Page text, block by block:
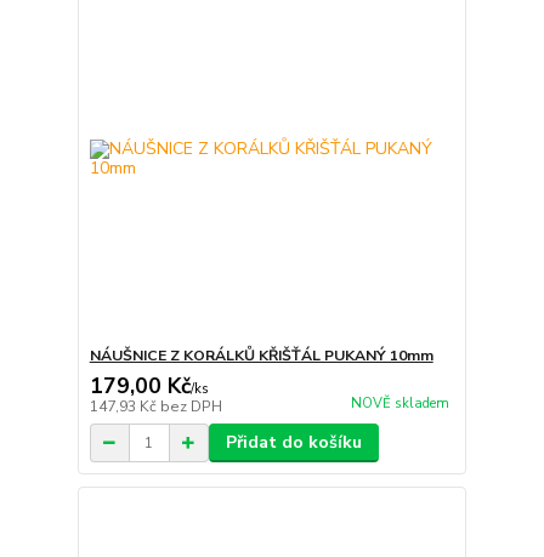
NÁUŠNICE Z KORÁLKŮ KŘIŠŤÁL PUKANÝ 10mm
179,00 Kč/ks
147,93 Kč bez DPH NOVĚ skladem
Přidat do košíku